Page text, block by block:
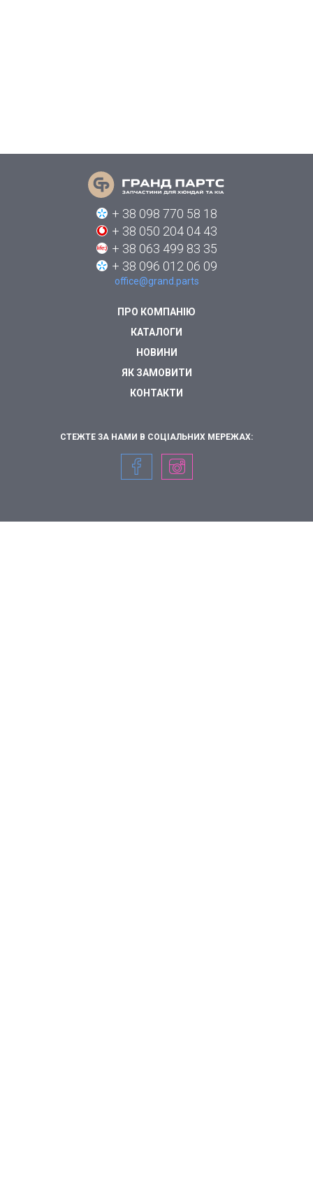
ПРО КОМПАНІЮ
КАТАЛОГИ
НОВИНИ
ЯК ЗАМОВИТИ
КОНТАКТИ
+ 38 098 770 58 18
+ 38 050 204 04 43
+ 38 063 499 83 35
+ 38 096 012 06 09
office@grand.parts
СТЕЖТЕ ЗА НАМИ В СОЦІАЛЬНИХ МЕРЕЖАХ: